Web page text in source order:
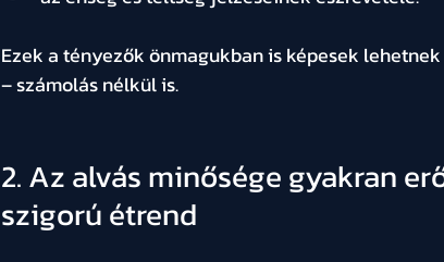
Ezek a tényezők önmagukban is képesek
– számolás nélkül is.
2. Az alvás minősége gyakran
szigorú étrend